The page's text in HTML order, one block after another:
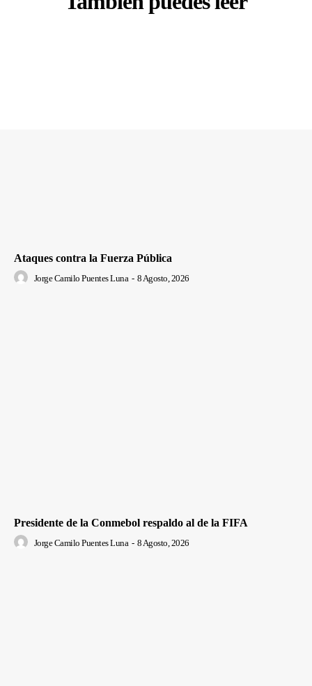
Ataques contra la Fuerza Pública
Jorge Camilo Puentes Luna - 8 Agosto, 2026
Presidente de la Conmebol respaldo al de la FIFA
Jorge Camilo Puentes Luna - 8 Agosto, 2026